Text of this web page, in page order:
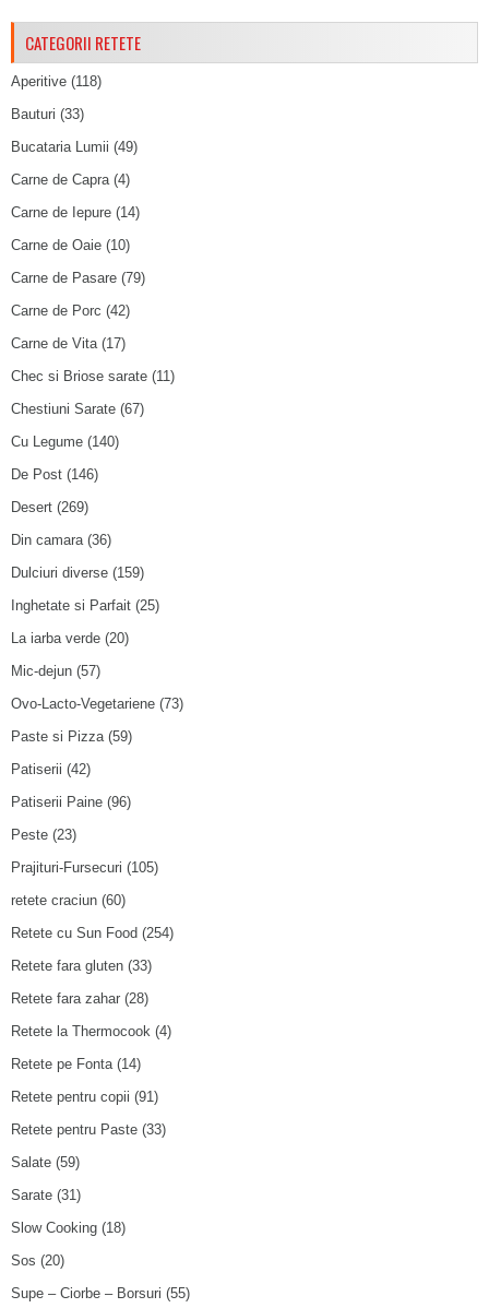
CATEGORII RETETE
Aperitive (118)
Bauturi (33)
Bucataria Lumii (49)
Carne de Capra(4)
Carne de Iepure (14)
Carne de Oaie (10)
Carne de Pasare (79)
Carne de Porc (42)
Carne de Vita(17)
Chec si Briose sarate (11)
Chestiuni Sarate (67)
Cu Legume (140)
De Post (146)
Desert (269)
Din camara(36)
Dulciuri diverse (159)
Inghetate si Parfait (25)
La iarba verde (20)
Mic-dejun (57)
Ovo-Lacto-Vegetariene (73)
Paste si Pizza(59)
Patiserii (42)
Patiserii Paine (96)
Peste (23)
Prajituri-Fursecuri (105)
retete craciun (60)
Retete cu Sun Food (254)
Retete fara gluten (33)
Retete fara zahar (28)
Retete la Thermocook (4)
Retete pe Fonta(14)
Retete pentru copii (91)
Retete pentru Paste (33)
Salate (59)
Sarate (31)
Slow Cooking (18)
Sos (20)
Supe – Ciorbe – Borsuri (55)